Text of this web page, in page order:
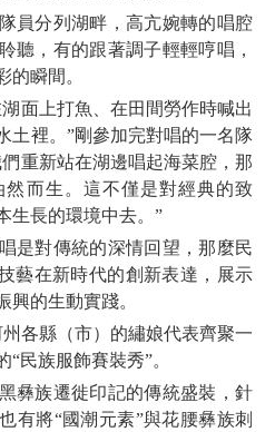
分列湖畔，高亢婉轉的唱腔
聽，有的跟著調子輕輕哼唱，
的瞬間。
上打魚、在田間勞作時喊出
土裡。”剛參加完對唱的一名隊
重新站在湖邊唱起海菜腔，那
而生。這不僅是對經典的致
生長的環境中去。”
對傳統的深情回望，那麼民
藝在新時代的創新表達，展示
興的生動實踐。
縣（市）的繡娘代表齊聚一
民族服飾賽裝秀”。
族遷徙印記的傳統盛裝，針
有將“國潮元素”與花腰彝族刺